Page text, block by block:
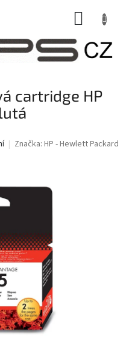
cartridge HP
Značka: HP - Hewlett Packard